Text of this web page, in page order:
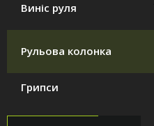
Виніс руля
Рульова колонка
Грипси